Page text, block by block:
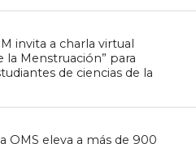
invita a charla virtual
la Menstruación” para
de ciencias de la
OMS eleva a más de 900